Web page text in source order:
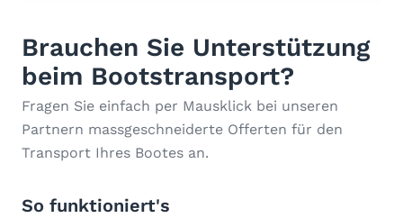
Brauchen Sie Unterstützung
beim Bootstransport?
Fragen Sie einfach per Mausklick bei unseren
Partnern massgeschneiderte Offerten für den
Transport Ihres Bootes an.
So funktioniert's